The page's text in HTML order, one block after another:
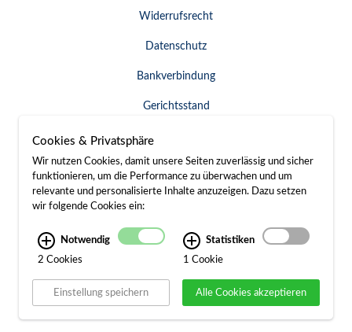
Widerrufsrecht
Datenschutz
Bankverbindung
Gerichtsstand
Widerruf erklären
SERVICE & KONTAKT
Besuch / Anfahrt
Kontakt
Cookies & Privatsphäre
Wir nutzen Cookies, damit unsere Seiten zuverlässig und sicher
funktionieren, um die Performance zu überwachen und um
relevante und personalisierte Inhalte anzuzeigen. Dazu setzen
wir folgende Cookies ein:
Notwendig
2 Cookies
Statistiken
1 Cookie
Einstellung speichern Alle Cookies akzeptieren